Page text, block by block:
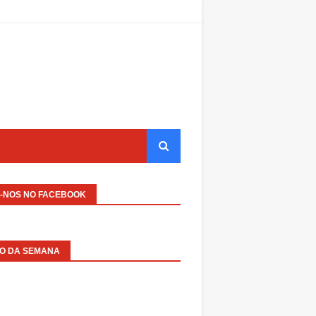
NOS NO FACEBOOK
DA SEMANA